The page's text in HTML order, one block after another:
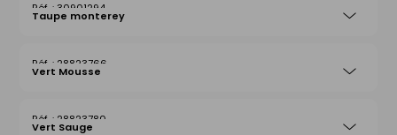
30901294
Taupe monterey
28823766
Vert Mousse
28823780
Vert Sauge